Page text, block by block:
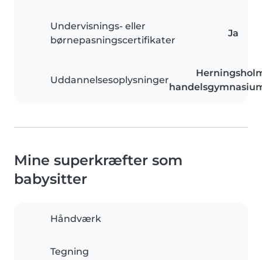
Undervisnings- eller
børnepasningscertifikater
Ja
Uddannelsesoplysninger
Mine superkræfter som
babysitter
Håndværk
Tegning